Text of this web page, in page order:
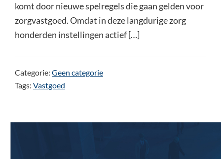
komt door nieuwe spelregels die gaan gelden voor
zorgvastgoed. Omdat in deze langdurige zorg
honderden instellingen actief […]
Categorie: Geen categorie
Tags: Vastgoed